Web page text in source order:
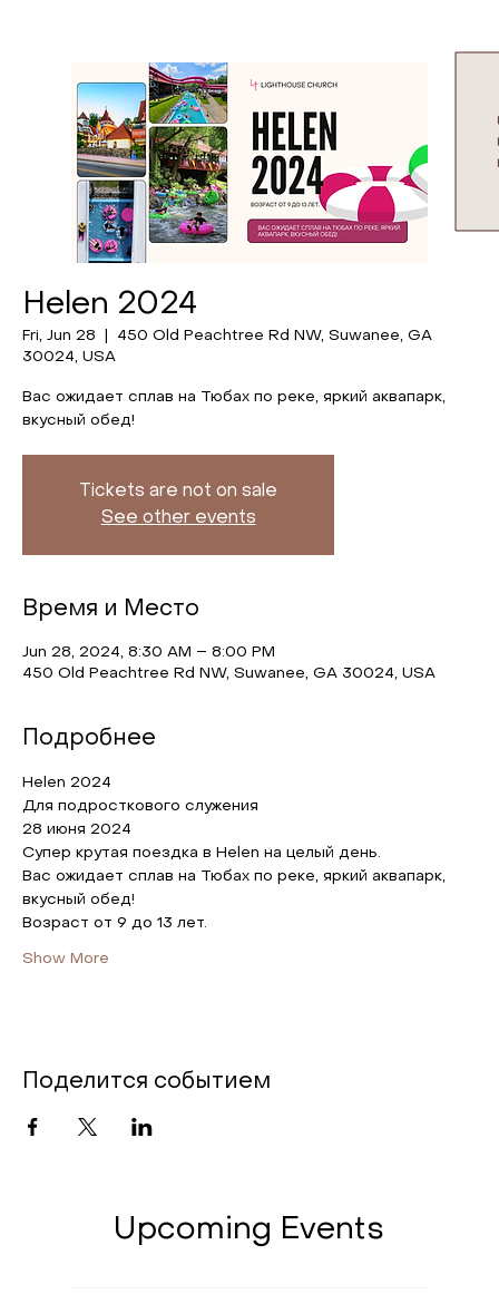
Upcoming Events
Helen 2024
Fri, Jun 28
450 Old Peachtree Rd NW, Suwanee, GA
30024, USA
Вас ожидает сплав на Тюбах по реке, яркий аквапарк,
вкусный обед!
Tickets are not on sale
See other events
Время и Место
Jun 28, 2024, 8:30 AM – 8:00 PM
450 Old Peachtree Rd NW, Suwanee, GA 30024, USA
Подробнее
Helen 2024
Для подросткового служения
28 июня 2024
Супер крутая поездка в Helen на целый день.
Вас ожидает сплав на Тюбах по реке, яркий аквапарк,
вкусный обед!
Возраст от 9 до 13 лет.
Show More
Поделится событием